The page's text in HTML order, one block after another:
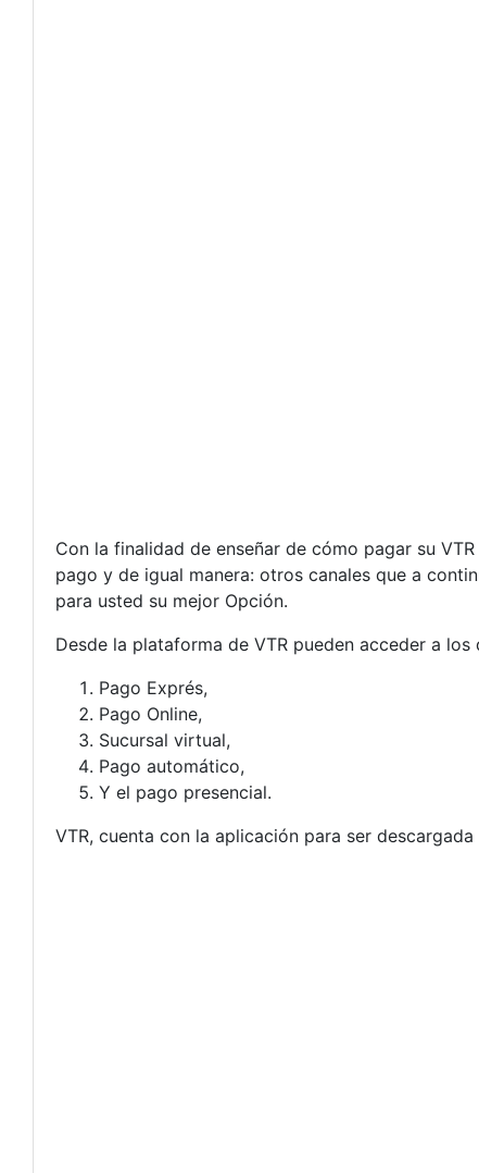
Con la finalidad de enseñar de cómo pagar su
pago y de igual manera: otros canales que a
para usted su mejor Opción.
Desde la plataforma de VTR pueden acceder a
Pago Exprés,
Pago Online,
Sucursal virtual,
Pago automático,
Y el pago presencial.
VTR, cuenta con la aplicación para ser